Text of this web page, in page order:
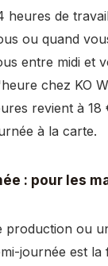
heures de
ou quand
entre midi et
chez KO
revient à 18
à la carte.
: pour les
production ou
journée est